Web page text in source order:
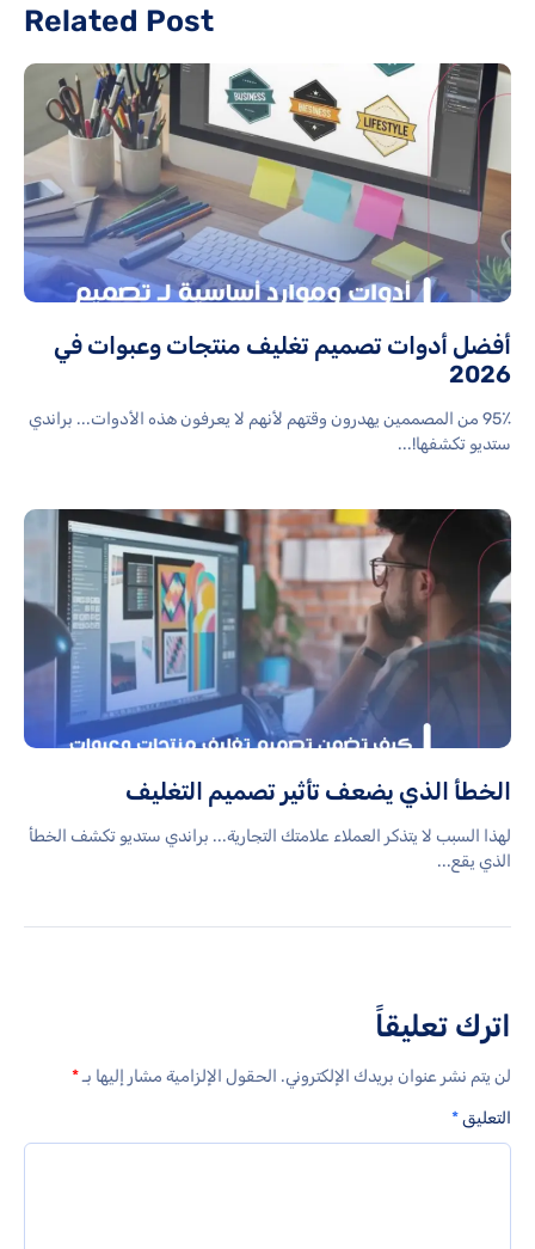
Related Post
أفضل أدوات تصميم تغليف منتجات وعبوات في
2026
95٪ من المصممين يهدرون وقتهم لأنهم لا يعرفون هذه الأدوات... براندي
ستديو تكشفها!...
الخطأ الذي يضعف تأثير تصميم التغليف
لهذا السبب لا يتذكر العملاء علامتك التجارية... براندي ستديو تكشف الخطأ
الذي يقع...
اترك تعليقاً
لن يتم نشر عنوان بريدك الإلكتروني. الحقول الإلزامية مشار إليها بـ*
التعليق*